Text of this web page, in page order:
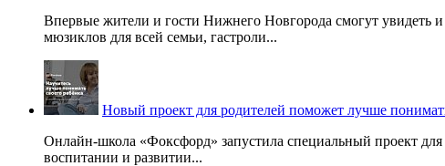
Впервые жители и гости Нижнего Новгорода смогут
мюзиклов для всей семьи, гастроли...
Новый проект для родителей поможет лучше
Онлайн-школа «Фоксфорд» запустила специальный проект
воспитании и развитии...